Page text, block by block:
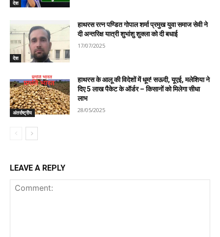
देश
देश
हाथरस रत्न पण्डित गोपाल शर्मा प्रमुख युवा समाज सेवी ने
दी अन्तरिक्ष यात्री शुभांशु शुक्ला को दी बधाई
17/07/2025
अंतर्राष्ट्रीय
हाथरस के आलू की विदेशों में धूम! सऊदी, यूएई, मलेशिया ने
दिए 5 लाख पैकेट के ऑर्डर – किसानों को मिलेगा सीधा
लाभ
28/05/2025
LEAVE A REPLY